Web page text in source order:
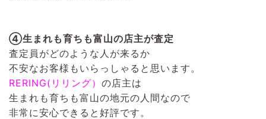
④生まれも育ちも富山の店主が査定
査定員がどのような人が来るか
不安なお客様もいらっしゃると思います。
RERING(リリング） の店主は
生まれも育ちも富山の地元の人間なので
非常に安心できると好評です。